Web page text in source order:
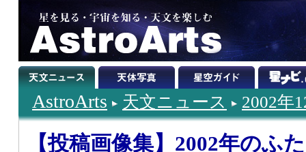
AstroArts 天文ニュース 2002年
【投稿画像集】2002年のふ